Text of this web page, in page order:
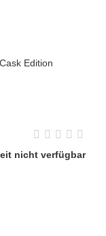
Edition
nicht verfügbar